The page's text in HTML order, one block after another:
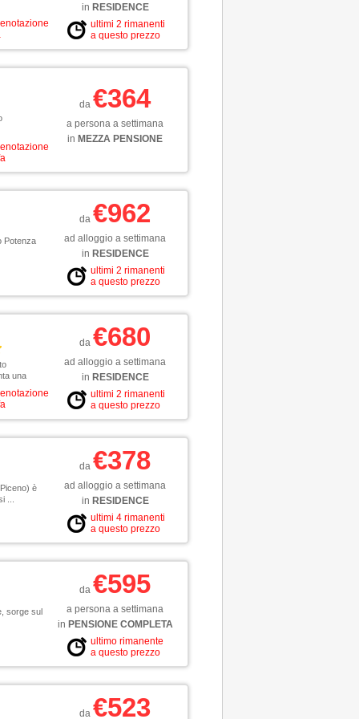
in RESIDENCE
ultimi 2 rimanenti
a questo prezzo
da €364
a persona a settimana
in MEZZA PENSIONE
da €962
ad alloggio a settimana
in RESIDENCE
ultimi 2 rimanenti
a questo prezzo
Potenza
da €680
ad alloggio a settimana
in RESIDENCE
ultimi 2 rimanenti
a questo prezzo
una
da €378
ad alloggio a settimana
in RESIDENCE
ultimi 4 rimanenti
a questo prezzo
è
...
da €595
a persona a settimana
in PENSIONE COMPLETA
ultimo rimanente
a questo prezzo
sorge sul
da €523